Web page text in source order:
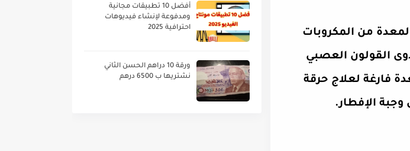
من المكروبات
القولون العصبي
فارغة لعلاج حرقة
الإفطار.
أفضل 10 تطبيقات مجانية
ومدفوعة لإنشاء فيديوهات
احترافية 2025
ورقة 10 دراهم الحسن الثاني
نشتريها ب 6500 درهم